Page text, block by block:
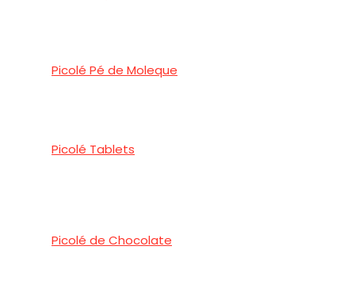
Picolé Pé de Moleque
Picolé Tablets
Picolé de Chocolate